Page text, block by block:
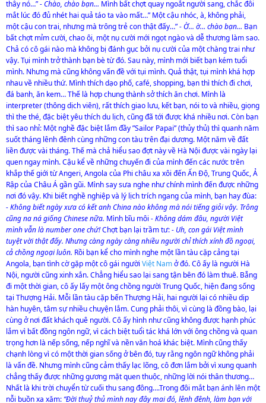
thây nó…”- Chào, chào bạn… Mình bất chợt quay ngoắt người sang, chắc đôi
mắt lúc đó đủ nhét hai quả táo ta vào mất…” Một cậu nhóc, à, không phải,
một cậu con trai, nhưng mà trông trẻ con thật đấy…”- Ờ... ờ… chào bạn… Bạn
bất chợt mỉm cười, chao ôi, một nụ cười mới ngọt ngào và dễ thương làm sao.
Chả có cô gái nào mà không bị đánh gục bởi nụ cười của một chàng trai như
vậy. Tụi mình trở thành bạn bè từ đó. Sau này, mình mới biết bạn kém tuổi
mình. Nhưng mà cũng không vấn đề với tụi mình. Quả thật, tụi mình khá hợp
nhau về nhiều thứ. Mình thích dạo phố, café, shopping, bạn thì thích đi chơi,
đá banh, ăn kem… Thế là hợp chung thành sở thích ăn chơi. Mình là
interpreter (thông dịch viên), rất thích giao lưu, kết bạn, nói to và nhiều, giọng
thì the thé, đặc biệt yêu thích du lịch, cũng đã tới được khá nhiều nơi. Còn bạn
thì sao nhỉ: Một nghề đặc biệt lắm đầy ”Sailor Papai” (thủy thủ) thì quanh năm
suốt tháng lênh đênh cùng những con tàu trên đại dương. Một năm về đất
liền được vài tháng. Thế mà chả hiểu sao đợt này về Hà Nội được vài ngày lại
quen ngay mình. Cậu kể về những chuyến đi của mình đến các nước trên
khắp thế giới từ Angeri, Angola của Phi châu xa xôi đến Ấn Độ, Trung Quốc, Ả
Rập của Châu Á gần gũi. Mình say sưa nghe như chính mình đến được những
nơi đó vậy. Khi biết nghề nghiệp và lý lịch trích ngang của mình, bạn hay đùa:
- Không biết ngày xưa có kết anh China nào không mà nói tiếng giỏi vậy. Trông
cũng na ná giống Chinese nữa. Mình bĩu môi - Không dám đâu, người Việt
mình vẫn là number one chứ!Chợt bạn lại trầm tư:- Uh, con gái Việt mình
tuyệt vời thật đấy. Nhưng càng ngày càng nhiều người chỉ thích xính đồ ngoại,
cả chồng ngoại luôn. Rồi bạn kể cho mình nghe một lần tàu cặp cảng tại
Angola, bạn tình cờ gặp một cô gái người Việt Namở đó. Cô ấy là người Hà
Nội, người cũng xinh xắn. Chẳng hiểu sao lại sang tận bên đó làm thuê. Bẵng
đi một thời gian, cô ấy lấy một ông chồng người Trung Quốc, hiện đang sống
tại Thượng Hải. Mỗi lần tàu cặp bến Thượng Hải, hai người lại có nhiều dịp
hàn huyên, tâm sự nhiều chuyện lắm. Cung phải thôi, vì cùng là đồng bào, lại
cùng ở nơi đất khách quê người. Cô ấy hình như cũng không được hạnh phúc
lắm vì bất đồng ngôn ngữ, vì cách biệt tuổi tác khá lớn với ông chồng và quan
trọng hơn là nếp sống, nếp nghĩ và nền văn hoá khác biệt. Mình cũng thấy
chạnh lòng vì có một thời gian sống ở bên đó, tuy rằng ngôn ngữ không phải
là vấn đề. Nhưng mình cũng cảm thấy lạc lõng, cô đơn lắm bởi vì xung quanh
chẳng thấy được những gương mặt quen thuộc, những lời nói thân thương…
Nhất là khi trời chuyển từ cuối thu sang đông….Trong đôi mắt bạn ánh lên một
nỗi buồn xa xăm:“Đời thuỷ thủ mình nay đây mai đó, lênh đênh, làm bạn với